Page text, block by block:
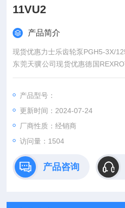
11VU2
产品简介
现货优惠力士乐齿轮泵PGH5-3X/
东莞天骥公司现货优惠德国
优势是：
2.原厂直销，没有中间商赚差价——
3.物流，直达——货期稳定
4.供应商多样、全面——与欧洲
产品型号：
更新时间：2024-07-24
厂商性质：经销商
访问量：1504
产品咨询